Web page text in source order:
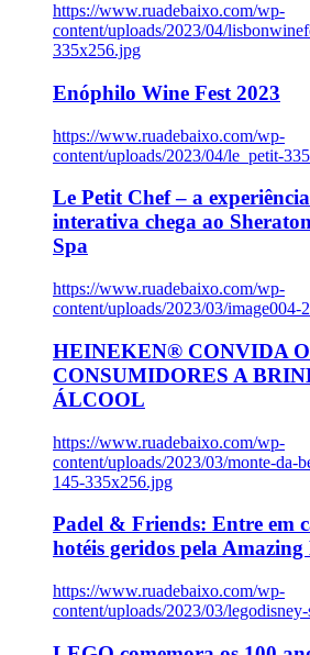
https://www.ruadebaixo.com/wp-
content/uploads/2023/04/
335x256.jpg
Enóphilo Wine Fest 2023
https://www.ruadebaixo.com/wp-
content/uploads/2023/04/le_petit-
Le Petit Chef – a
interativa chega ao
Spa
https://www.ruadebaixo.com/wp-
content/uploads/2023/03/image004-
HEINEKEN® CONVIDA
CONSUMIDORES A
ÁLCOOL
https://www.ruadebaixo.com/wp-
content/uploads/2023/03/monte-da-
145-335x256.jpg
Padel & Friends: Entre em
hotéis geridos pela
https://www.ruadebaixo.com/wp-
content/uploads/2023/03/